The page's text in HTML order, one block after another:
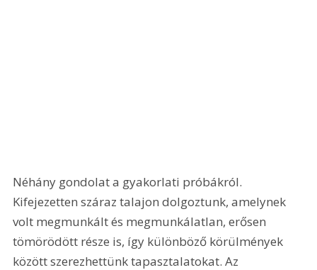
Néhány gondolat a gyakorlati próbákról.
Kifejezetten száraz talajon dolgoztunk, amelynek
volt megmunkált és megmunkálatlan, erősen
tömörödött része is, így különböző körülmények
között szerezhettünk tapasztalatokat. Az